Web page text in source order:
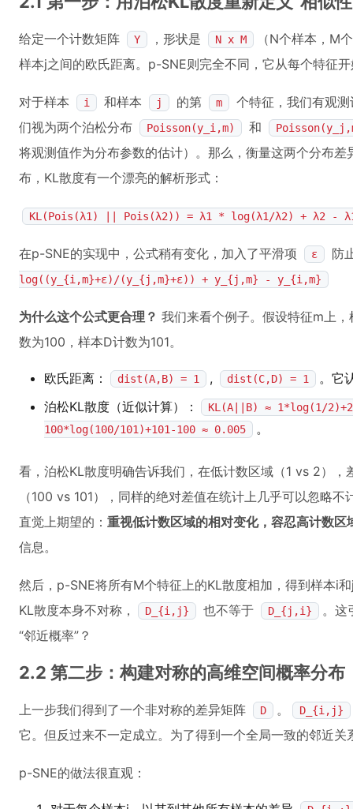
给定一个计数矩阵 Y ，形状是 N x M
（N个样本，M
样本j之间的欧氏距离。p-SNE则完全不同，它从每个特征
对于样本 i 和样本 j 的第 m
个特征，我们有观
们视为两个泊松分布
Poisson(y_i,m) 和
将观测值作为分布参数的估计）。那么，衡量这两个分布
布，KL散度有一个漂亮的解析形式：
KL(Pois(λ1) || Pois(λ2)) = λ1 * log(λ1/λ2) + λ2 -
在p-SNE的实现中，公式稍有变化，加入了平滑项 ε 防
log((y_{i,m}+ε)/(y_{j,m}+ε)) + y_{j,m} - y_{i,m}
为什么这个公式更合理？ 我们来看个例子。假设特征m上
数为100，样本D计数为101。
欧氏距离： dist(A,B) = 1 , dist(C,D) = 1
。它
泊松KL散度（近似计算）：
KL(A||B) ≈ 1*log(1/
100*log(100/101)+101-100 ≈ 0.005
。
看，泊松KL散度明确告诉我们，在低计数区域（1 vs 2）
（100 vs 101），同样的绝对差值在统计上几乎可以忽略
直觉上期望的： 重视低计数区域的相对变化，容忍高计数区
信息。
然后，p-SNE将所有M个特征上的KL散度相加，得到样本i
KL散度本身不对称，
D_{i,j} 也不等于 D_{j,i}
。这
“邻近概率”？
2.2 第二步：构建对称的高维空间概率分布
上一步我们得到了一个非对称的差异矩阵 D 。 D_{i,j}
它。但反过来不一定成立。为了得到一个全局一致的邻近关
p-SNE的做法很直观：